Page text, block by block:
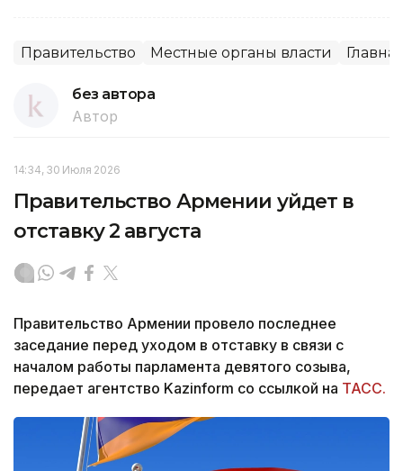
Правительство Местные органы власти
без автора
Автор
14:34, 30 Июля 2026
Правительство Армении уйдет в
отставку 2 августа
Правительство Армении провело последнее
заседание перед уходом в отставку в связи с
началом работы парламента девятого созыва,
передает агентство Kazinform со ссылкой на ТАСС.